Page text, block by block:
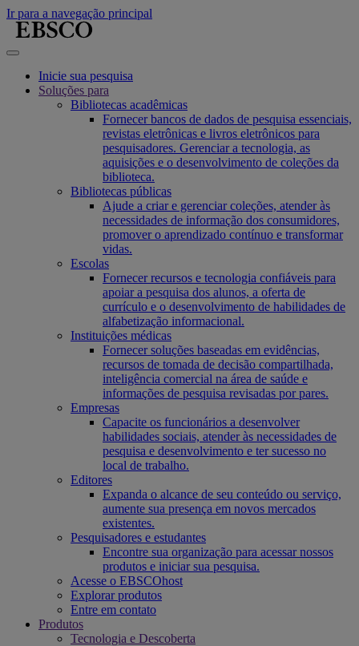
Ir para a navegação principal
Inicie sua pesquisa
Soluções para
Bibliotecas acadêmicas
Fornecer bancos de dados de pesquisa essenciais,
revistas eletrônicas e livros eletrônicos para
pesquisadores. Gerenciar a tecnologia, as
aquisições e o desenvolvimento de coleções da
biblioteca.
Bibliotecas públicas
Ajude a criar e gerenciar coleções, atender às
necessidades de informação dos consumidores,
promover o aprendizado contínuo e transformar
vidas.
Escolas
Fornecer recursos e tecnologia confiáveis para
apoiar a pesquisa dos alunos, a oferta de
currículo e o desenvolvimento de habilidades de
alfabetização informacional.
Instituições médicas
Fornecer soluções baseadas em evidências,
recursos de tomada de decisão compartilhada,
inteligência comercial na área de saúde e
informações de pesquisa revisadas por pares.
Empresas
Capacite os funcionários a desenvolver
habilidades sociais, atender às necessidades de
pesquisa e desenvolvimento e ter sucesso no
local de trabalho.
Editores
Expanda o alcance de seu conteúdo ou serviço,
aumente sua presença em novos mercados
existentes.
Pesquisadores e estudantes
Encontre sua organização para acessar nossos
produtos e iniciar sua pesquisa.
Acesse o EBSCOhost
Explorar produtos
Entre em contato
Produtos
Tecnologia e Descoberta